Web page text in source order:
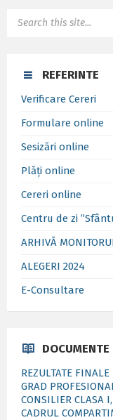
REFERINTE
Verificare Cereri
Formulare online
Sesizări online
Plăți online
Cereri online
Centru de zi
ARHIVĂ
ALEGERI 2024
E-Consultare
DOCUMENTE
REZULTATE
GRAD
CONSILIER CLASA
CADRUL